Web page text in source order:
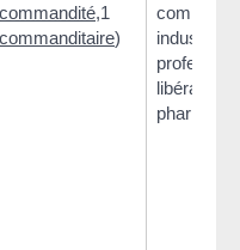
commandité,1
commanditaire)
industriel,
profession
libérale ou